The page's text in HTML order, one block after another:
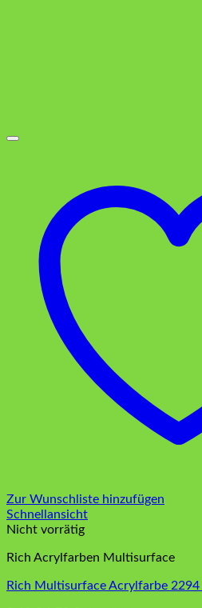
Zur Wunschliste hinzufügen
Schnellansicht
Nicht vorrätig
Rich Acrylfarben Multisurface
Rich Multisurface Acrylfarbe 2294